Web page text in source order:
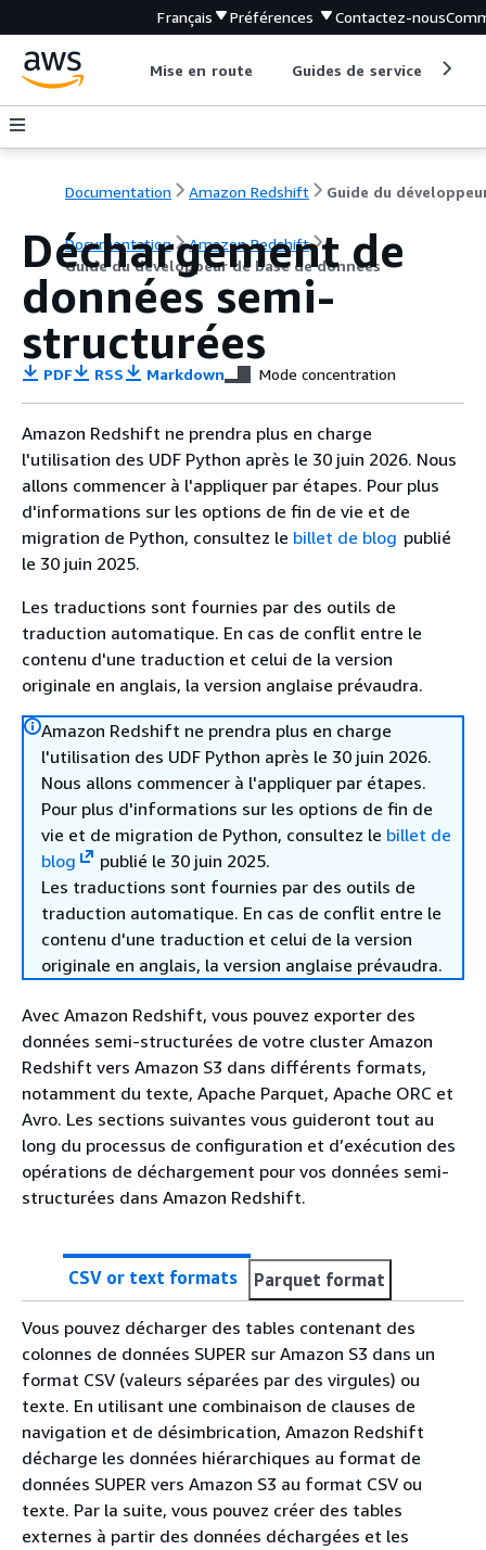
Français Préférences Contactez-nous
Mise en route Guides de service
Documentation Amazon Redshift
Documentation
Amazon Redshift
Guide du développeur de base de données
Déchargement de
données semi-
structurées
PDF RSS Markdown Mode concentration
Amazon Redshift ne prendra plus en charge
l'utilisation des UDF Python après le 30 juin 2026. Nous
allons commencer à l'appliquer par étapes. Pour plus
d'informations sur les options de fin de vie et de
migration de Python, consultez le billet de blog publié
le 30 juin 2025.
Les traductions sont fournies par des outils de
traduction automatique. En cas de conflit entre le
contenu d'une traduction et celui de la version
originale en anglais, la version anglaise prévaudra.
Amazon Redshift ne prendra plus en charge
l'utilisation des UDF Python après le 30 juin 2026.
Nous allons commencer à l'appliquer par étapes.
Pour plus d'informations sur les options de fin de
vie et de migration de Python, consultez le billet de
blog
publié le 30 juin 2025.
Les traductions sont fournies par des outils de
traduction automatique. En cas de conflit entre le
contenu d'une traduction et celui de la version
originale en anglais, la version anglaise prévaudra.
Avec Amazon Redshift, vous pouvez exporter des
données semi-structurées de votre cluster Amazon
Redshift vers Amazon S3 dans différents formats,
notamment du texte, Apache Parquet, Apache ORC et
Avro. Les sections suivantes vous guideront tout au
long du processus de configuration et d’exécution des
opérations de déchargement pour vos données semi-
structurées dans Amazon Redshift.
CSV or text formats Parquet format
Vous pouvez décharger des tables contenant des
colonnes de données SUPER sur Amazon S3 dans un
format CSV (valeurs séparées par des virgules) ou
texte. En utilisant une combinaison de clauses de
navigation et de désimbrication, Amazon Redshift
décharge les données hiérarchiques au format de
données SUPER vers Amazon S3 au format CSV ou
texte. Par la suite, vous pouvez créer des tables
externes à partir des données déchargées et les